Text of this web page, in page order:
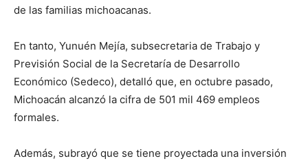
de las familias michoacanas.
En tanto, Yunuén Mejía, subsecretaria de Trabajo y
Previsión Social de la Secretaría de Desarrollo
Económico (Sedeco), detalló que, en octubre pasado,
Michoacán alcanzó la cifra de 501 mil 469 empleos
formales.
Además, subrayó que se tiene proyectada una inversión